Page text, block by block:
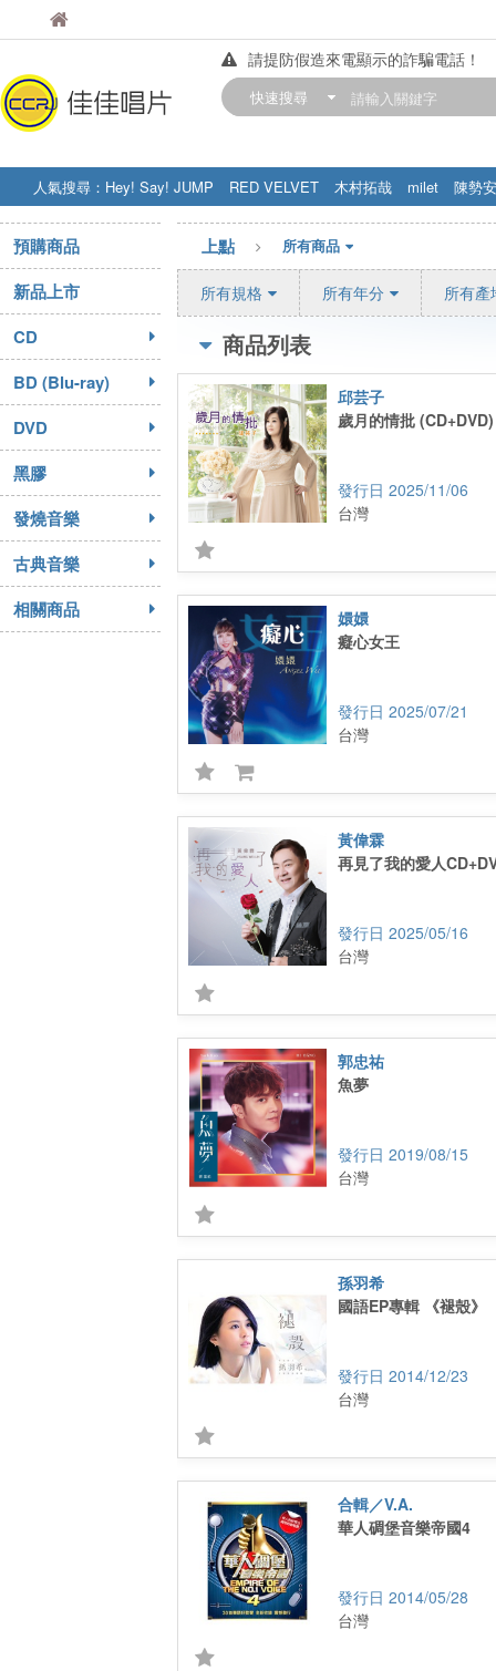
佳佳唱片
請提防假造來電顯示的詐騙電話！
【中華門市營業時間調整公告】
快速搜尋
人氣搜尋： Hey! Say! JUMP RED VELVET 木村拓哉 milet
陳勢安
STRAY KIDS
盧廣仲 周杰伦
預購商品
新品上市
CD
BD (Blu-ray)
DVD
黑膠
發燒音樂
古典音樂
相關商品
上點 所有商品
所有規格 所有年分 所有產
商品列表
邱芸子
歲月的情批 (CD+DVD)
2025/11/06
台灣
嬛嬛
癡心女王
2025/07/21
台灣
黃偉霖
再見了我的愛人
2025/05/16
台灣
郭忠祐
魚夢
2019/08/15
台灣
孫羽希
國語EP專輯 《褪殼》
2014/12/23
台灣
合輯／V.A.
華人碉堡音樂帝國4
2014/05/28
台灣